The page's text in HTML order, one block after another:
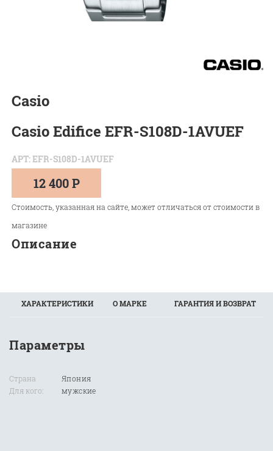
Casio
Casio Edifice EFR-S108D-1AVUEF
АРТ: EFR-S108D-1AVUEF
12 400 Р
Стоимость, указанная на сайте, может отличаться от стоимости в
магазине
Описание
ХАРАКТЕРИСТИКИ О МАРКЕ ГАРАНТИЯ И ВОЗВРАТ
Параметры
Страна
Для кого:
Япония
мужские